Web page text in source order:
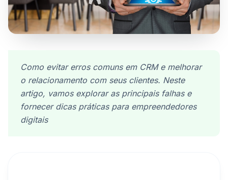
Como evitar erros comuns em CRM e melhorar
o relacionamento com seus clientes. Neste
artigo, vamos explorar as principais falhas e
fornecer dicas práticas para empreendedores
digitais